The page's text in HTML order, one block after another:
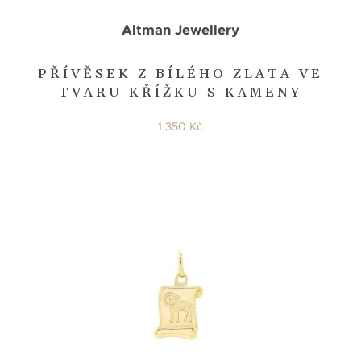
PŘÍVĚSEK Z BÍLÉHO ZLATA VE
TVARU KŘÍŽKU S KAMENY
Altman Jewellery
1 350 Kč